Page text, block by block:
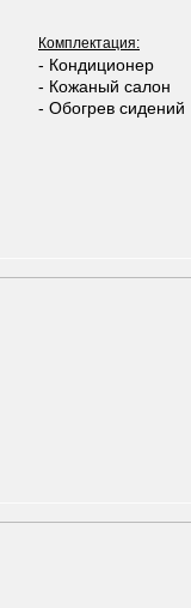
Комплектация:
- Кондиционер
- Кожаный салон
- Обогрев сидений